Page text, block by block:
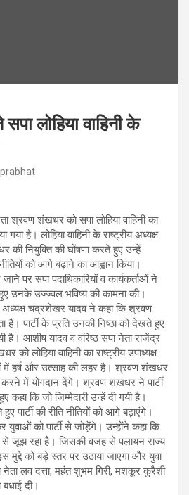
लोहिया वाहिनी के
श्रवण शंखधर को सपा लोहिया वाहिनी का
गया है। लोहिया वाहिनी के राष्ट्रीय अध्यक्ष
नियुक्ति की घोंषणा करते हुए उन्हें
को आगे बढ़ाने का आह्वान किया।
जाने पर सपा पदाधिकारियों व कार्यकर्ताओं ने
उनके उज्ज्वल भविष्य की कामना की।
अध्यक्ष चंद्रशेखर यादव ने कहा कि श्रवण
पार्टी के प्रति उनकी निष्ठा को देखते हुए
है। आशीष यादव व वरिष्ठ सपा नेता राजेंद्र
लोहिया वाहिनी का राष्ट्रीय उपाध्यक्ष
में हर्ष और उत्साह की लहर है। श्रवण शंखधर
में योगदान देंगे। श्रवण शंखधर ने पार्टी
कि जो जिम्मेदारी उन्हें दी गयी है।
पार्टी की रीति नीतियों को आगे बढ़ाएंगे।
युवाओं को पार्टी से जोड़ेंगे। उन्होंने कहा कि
से जूझ रहा है। जिसकी वजह से पलायन राज्य
मुद्दे को बड़े स्तर पर उठाया जाएगा और युवा
नेता लव दत्ता, महंत शुभम गिरी, मशकूर कुरैशी
दी।